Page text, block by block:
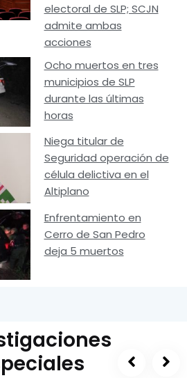
electoral de SLP; SCJN
admite ambas
acciones
Ocho muertos en tres
municipios de SLP
durante las últimas
horas
Niega titular de
Seguridad operación de
célula delictiva en el
Altiplano
Enfrentamiento en
Cerro de San Pedro
deja 5 muertos